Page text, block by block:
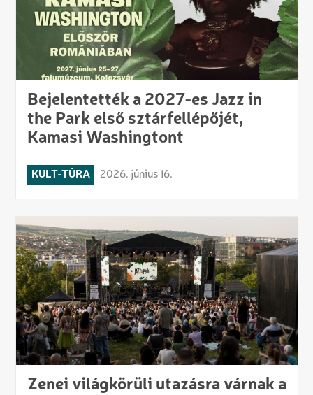
Bejelentették a 2027-es Jazz in
the Park első sztárfellépőjét,
Kamasi Washingtont
KULT-TÚRA 2026. június 16.
Zenei világkörüli utazásra várnak a